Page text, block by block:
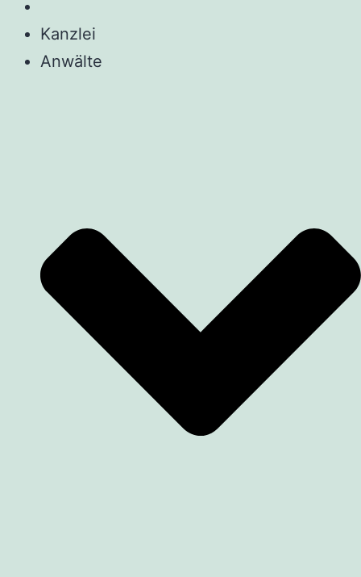
Kanzlei
Anwälte